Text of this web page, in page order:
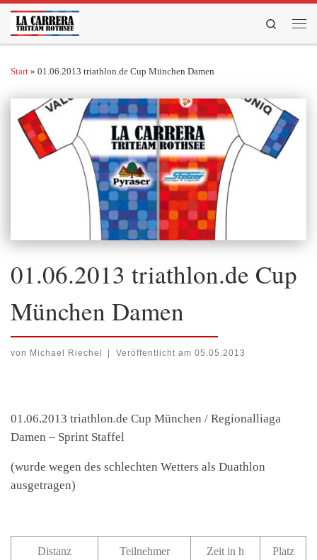
Zum Inhalt springen
Search
Start » 01.06.2013 triathlon.de Cup München Damen
01.06.2013 triathlon.de Cup
München Damen
von Michael Riechel | Veröffentlicht am 05.05.2013
01.06.2013 triathlon.de Cup München / Regionalliaga
Damen – Sprint Staffel
(wurde wegen des schlechten Wetters als Duathlon
ausgetragen)
Distanz Teilnehmer Zeit in h Platz